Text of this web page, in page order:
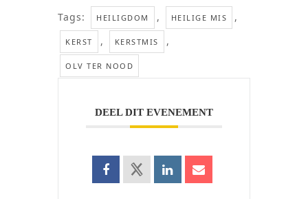
Tags: HEILIGDOM , HEILIGE MIS ,
KERST , KERSTMIS ,
OLV TER NOOD
DEEL DIT EVENEMENT